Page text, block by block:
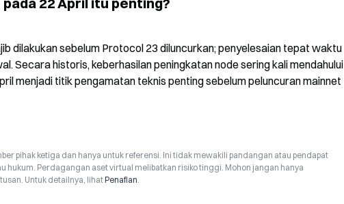
dilakukan sebelum Protocol 23 diluncurkan; penyelesaian tepat waktu
Secara historis, keberhasilan peningkatan node sering kali mendahului
menjadi titik pengamatan teknis penting sebelum peluncuran mainnet
pihak ketiga dan hanya untuk referensi. Ini tidak mewakili pandangan atau pendapat
hukum. Perdagangan aset virtual melibatkan risiko tinggi. Mohon jangan hanya
Untuk detailnya, lihatPenafian.